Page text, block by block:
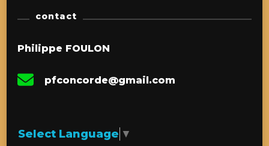
contact
Philippe FOULON
pfconcorde@gmail.com
Select Language ▼